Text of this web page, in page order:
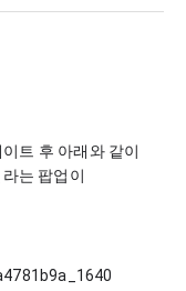
라는 팝업이